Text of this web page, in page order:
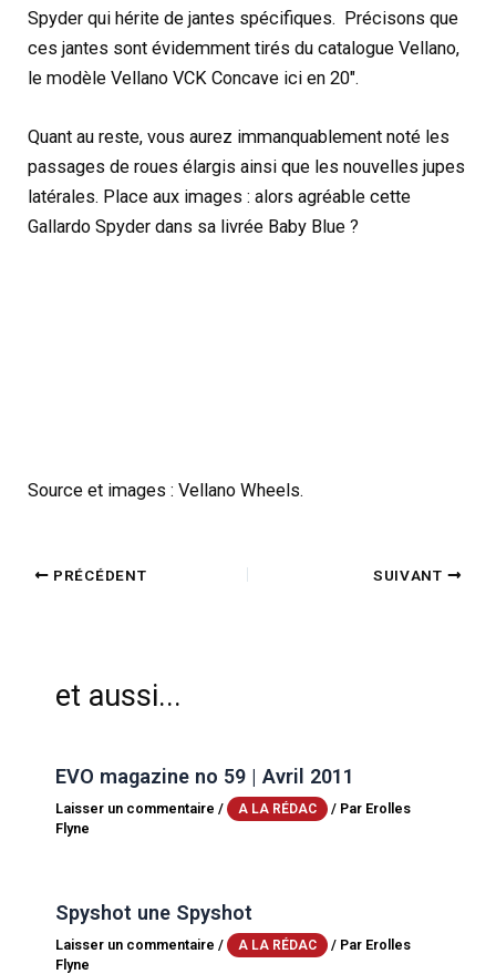
Spyder qui hérite de jantes spécifiques. Précisons que
ces jantes sont évidemment tirés du catalogue Vellano,
le modèle Vellano VCK Concave ici en 20″.
Quant au reste, vous aurez immanquablement noté les
passages de roues élargis ainsi que les nouvelles jupes
latérales. Place aux images : alors agréable cette
Gallardo Spyder dans sa livrée Baby Blue ?
Source et images : Vellano Wheels.
PRÉCÉDENT SUIVANT
et aussi...
EVO magazine no 59 | Avril 2011
Laisser un commentaire / A LA RÉDAC / Par Erolles
Flyne
Spyshot une Spyshot
Laisser un commentaire / A LA RÉDAC / Par Erolles
Flyne